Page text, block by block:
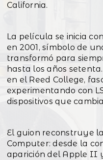
California.
La película se inicia
en 2001, símbolo de
transformó para
hasta los años
en el Reed College,
experimentando con
dispositivos que
El guion reconstruye
Computer: desde la
aparición del Apple II